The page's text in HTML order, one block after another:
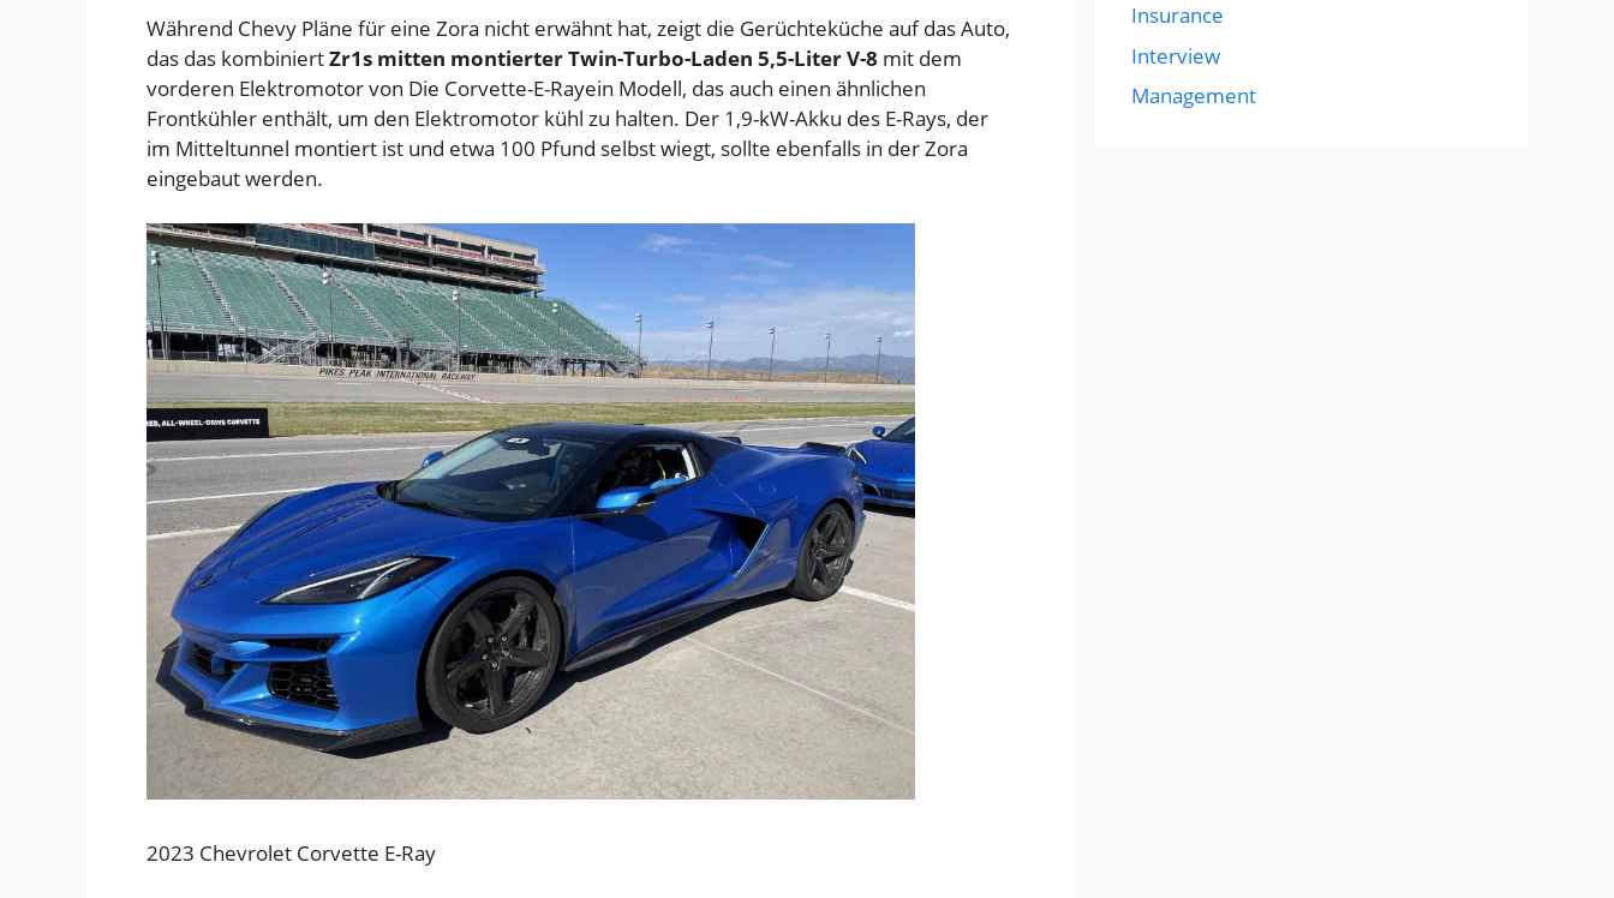
Während Chevy Pläne für eine Zora nicht erwähnt hat, zeigt die Gerüchteküche auf das Auto,
das das kombiniertZr1s mitten montierter Twin-Turbo-Laden 5,5-Liter V-8 mit dem
vorderen Elektromotor von Die Corvette-E-Rayein Modell, das auch einen ähnlichen
Frontkühler enthält, um den Elektromotor kühl zu halten. Der 1,9-kW-Akku des E-Rays, der
im Mitteltunnel montiert ist und etwa 100 Pfund selbst wiegt, sollte ebenfalls in der Zora
eingebaut werden.
2023 Chevrolet Corvette E-Ray
Insurance
Interview
Management